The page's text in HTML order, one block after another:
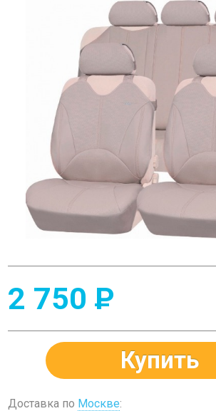
2 750 P
Купить
Доставка по Москве: